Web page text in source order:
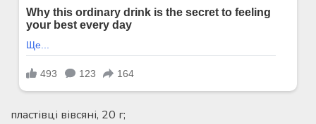
пластівці вівсяні, 20 г;